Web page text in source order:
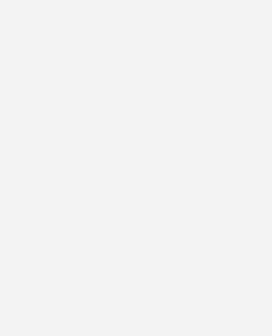
verbunden. Hier können dann Schritt für
vorgenommen werden.
sind verschiedene Einstellungen
Inbetriebnahme per Smartphone